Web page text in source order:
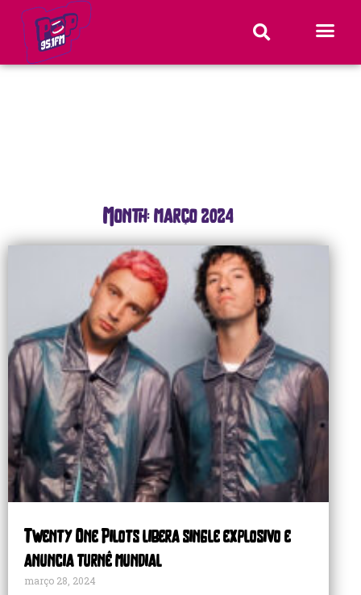
Month: março 2024
Twenty One Pilots libera single explosivo e
anuncia turnê mundial
março 28, 2024